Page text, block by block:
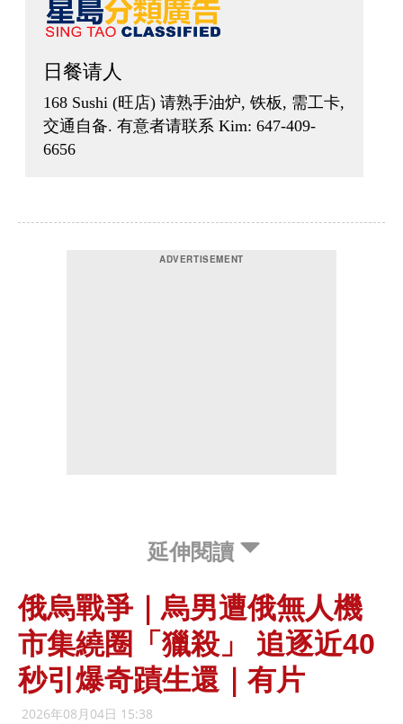
延伸閱讀
俄烏戰爭｜烏男遭俄無人機
市集繞圈「獵殺」 追逐近40
秒引爆奇蹟生還｜有片
2026年08月04日 15:38